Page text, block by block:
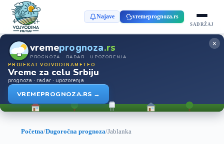
Najave vremeprognoza.rs
SADRŽAJ
vremeprognoza.rs
PROGNOZA · RADAR · UPOZORENJA
PROJEKAT VOJVODINAMETEO
Vreme za celu Srbiju
prognoza · radar · upozorenja
VREMEPROGNOZA.RS →
×
Početna/Dugoročna prognoza/Jablanka